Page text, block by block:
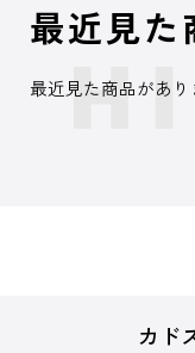
最近見た
最近見た商品があり
カド